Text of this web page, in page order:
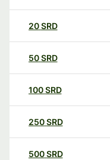
20SRD
50SRD
100SRD
250SRD
500SRD